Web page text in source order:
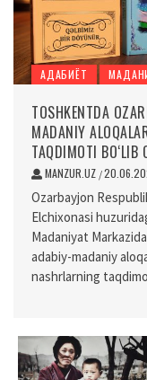
АДАБИЁТ
TOSHKENTDA
MADANIY
TAQDIMOTI BO‘LIB
MANZUR.UZ /
Ozarbayjon
Elchixonasi
Madaniyat
adabiy-madaniy
nashrlarning